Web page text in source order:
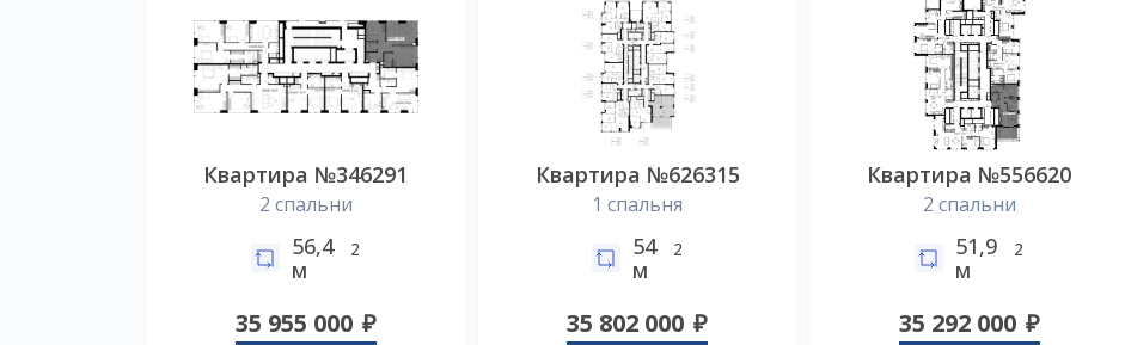
Квартира №346291
2 спальни
56,4
м
2
35 955 000
Квартира №626315
1 спальня
54
м
2
35 802 000
Квартира №556620
2 спальни
51,9
м
2
35 292 000